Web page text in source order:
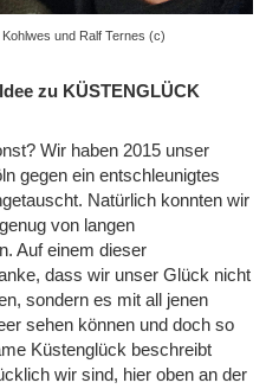
und Ralf Ternes (c)
zu KÜSTENGLÜCK
Wir haben 2015 unser
gegen ein entschleunigtes
Natürlich konnten wir
von langen
Auf einem dieser
dass wir unser Glück nicht
sondern es mit all jenen
sehen können und doch so
Küstenglück beschreibt
wir sind, hier oben an der